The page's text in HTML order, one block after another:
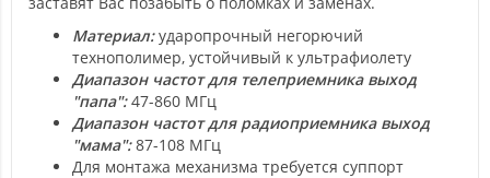
Материал:ударопрочный негорючий
технополимер, устойчивый к ультрафиолету
Диапазон частот для телеприемника выход
"папа":47-860 МГц
Диапазон частот для радиоприемника выход
"мама":87-108 МГц
Для монтажа механизма требуется суппорт